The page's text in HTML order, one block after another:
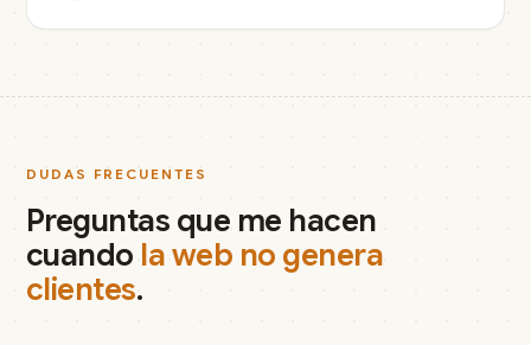
DUDAS FRECUENTES
Preguntas que me hacen
cuando la web no genera
clientes.